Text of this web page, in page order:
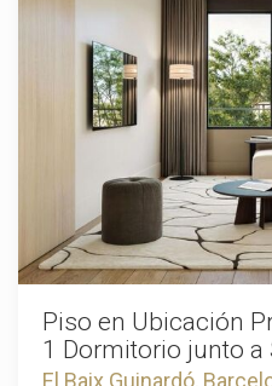
Piso en Ubicación
1 Dormitorio junto a
El Baix Guinardó,